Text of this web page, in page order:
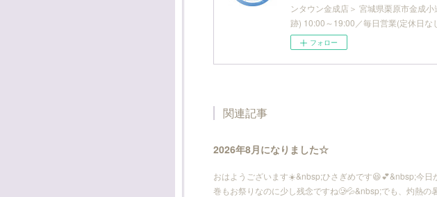
ンタウン金成店＞ 宮城県栗原市金成
跡) 10:00～19:00／毎日営業(定休日な
フォロー
関連記事
2026年8月になりました☆
おはようございます☀️&nbsp;ひさぎめです😆💕&nbsp;今
巻もお祭りなのに少し残念ですね🥲💦&nbsp;でも、灼熱の